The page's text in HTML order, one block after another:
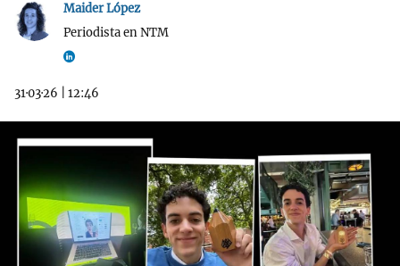
Maider López
Periodista en NTM
31·03·26 12:46